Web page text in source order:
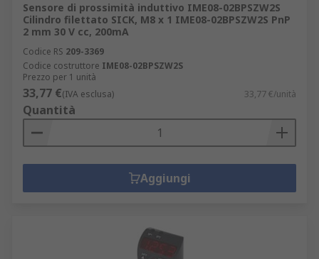
Sensore di prossimità induttivo IME08-02BPSZW2S
Cilindro filettato SICK, M8 x 1 IME08-02BPSZW2S PnP
2 mm 30 V cc, 200mA
Codice RS 209-3369
Codice costruttore IME08-02BPSZW2S
Prezzo per 1 unità
33,77 €(IVA esclusa) 33,77 €/unità
Quantità
Aggiungi